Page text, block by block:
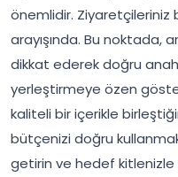
önemlidir. Ziyaretçileriniz
arayışında. Bu
dikkat ederek doğru
yerleştirmeye özen
kaliteli bir içerikle
bütçenizi doğru
getirin ve hedef kitlenizle